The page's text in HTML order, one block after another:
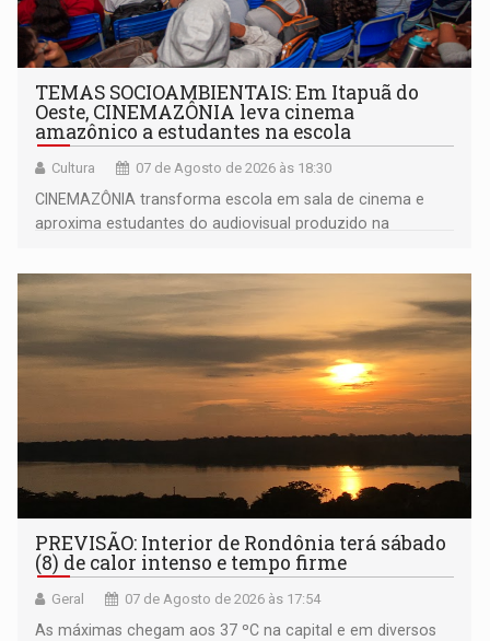
TEMAS SOCIOAMBIENTAIS: Em Itapuã do
Oeste, CINEMAZÔNIA leva cinema
amazônico a estudantes na escola
Cultura 07 de Agosto de 2026 às 18:30
CINEMAZÔNIA transforma escola em sala de cinema e
aproxima estudantes do audiovisual produzido na
PREVISÃO: Interior de Rondônia terá sábado
(8) de calor intenso e tempo firme
Geral 07 de Agosto de 2026 às 17:54
As máximas chegam aos 37 ºC na capital e em diversos